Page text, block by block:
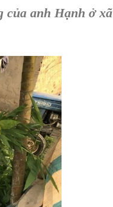
của anh Hạnh ở xã